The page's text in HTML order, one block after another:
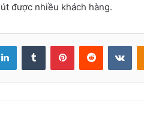
được nhiều khách hàng.
LinkedInTumblr PinterestReddit